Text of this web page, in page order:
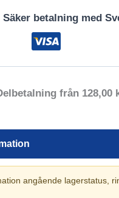
Säker betalning med
från 128,00
angående lagerstatus,